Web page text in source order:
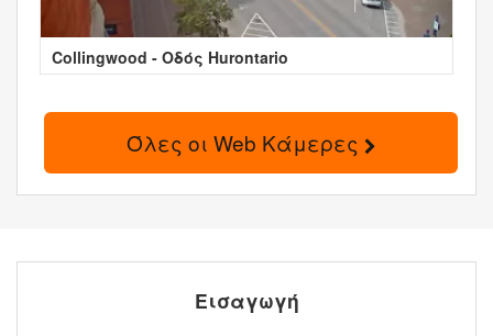
Collingwood - Οδός Hurontario
Όλες οι Web Κάμερες
Εισαγωγή